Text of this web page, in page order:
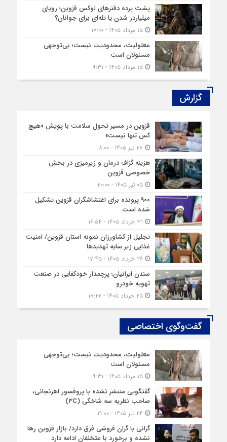
پشت پرده دفترهای لوکس قزوین؛ رویای
میلیاردر شدن یا تله‌ای برای جوانان؟
۱۵ مرداد ۱۴۰۵ - ۱۷:۰۰
معلولیت، محدودیت نیست؛ بی‌توجهی
مسئولان است
۱۵ مرداد ۱۴۰۵ - ۹:۳۱
گزارش‌
قزوین در مسیر تحول سلامت با پویش «هیچ‌
کس تنها نیست»
هزینه‌ گزاف درمان و زیرمیزی در بخش
خصوصی قزوین
۰۵ تیر ۱۴۰۵ - ۲۰:۰۰
۹۰۰ پرونده برای اغتشاشگران قزوین تشکیل
شده است
تجلیل از کشاورزان نمونه استان قزوین/ امنیت
غذایی زیر سایه تهدیدها
۲۶ خرداد ۱۴۰۵ - ۱۷:۴۵
سندن ایرانیان؛ پرچمدار خودکفایی در صنعت
تهویه خودرو
۲۵ خرداد ۱۴۰۵ - ۱۸:۲۲
گفت‌وگوی اختصاصی
معلولیت، محدودیت نیست؛ بی‌توجهی
مسئولان است
۱۵ مرداد ۱۴۰۵ - ۹:۳۱
گفتگویی منتشر نشده با پروفسور اهرنجانی،
صاحب نظریه سه‌ شاخگی (۳C)
گرانی با گران‌ فروشی فرق دارد/ بازار قزوین رها
نشده و برخورد با متخلفان ادامه دارد